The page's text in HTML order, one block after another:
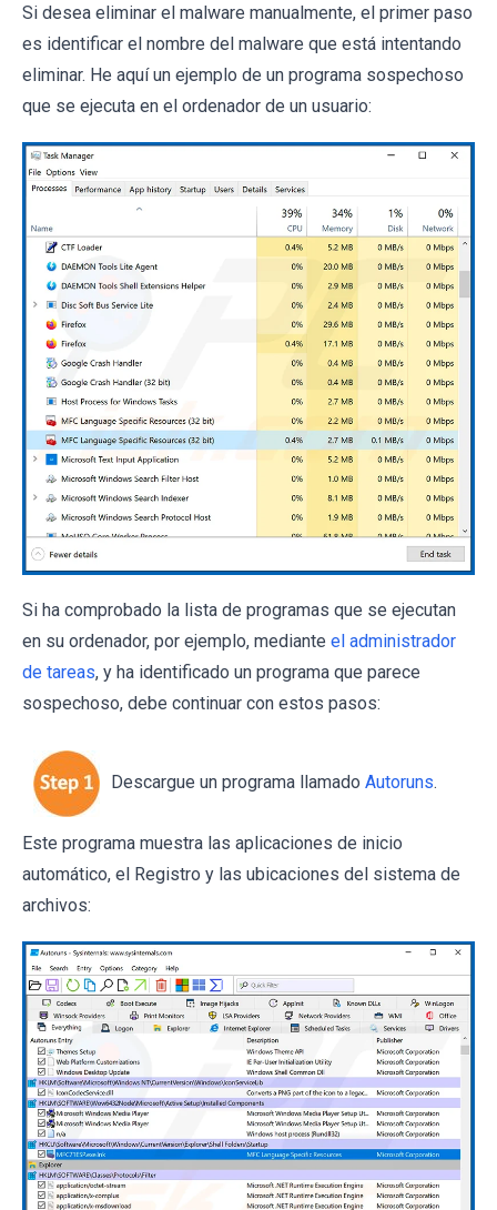
Si desea eliminar el malware manualmente, el primer paso
es identificar el nombre del malware que está intentando
eliminar. He aquí un ejemplo de un programa sospechoso
que se ejecuta en el ordenador de un usuario:
Si ha comprobado la lista de programas que se ejecutan
en su ordenador, por ejemplo, mediante el administrador
de tareas, y ha identificado un programa que parece
sospechoso, debe continuar con estos pasos:
Descargue un programa llamado Autoruns.
Este programa muestra las aplicaciones de inicio
automático, el Registro y las ubicaciones del sistema de
archivos: